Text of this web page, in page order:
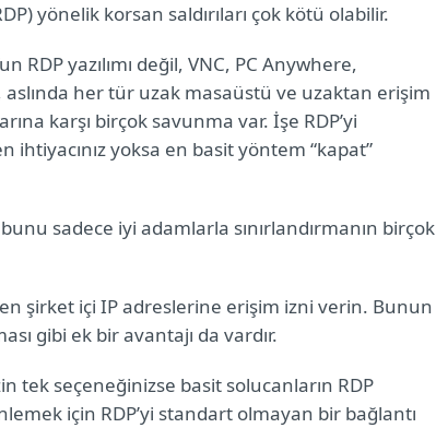
yönelik korsan saldırıları çok kötü olabilir.
RDP yazılımı değil, VNC, PC Anywhere,
her tür uzak masaüstü ve uzaktan erişim
karşı birçok savunma var. İşe RDP’yi
yoksa en basit yöntem “kapat”
sadece iyi adamlarla sınırlandırmanın birçok
şirket içi IP adreslerine erişim izni verin. Bunun
gibi ek bir avantajı da vardır.
tek seçeneğinizse basit solucanların RDP
için RDP’yi standart olmayan bir bağlantı